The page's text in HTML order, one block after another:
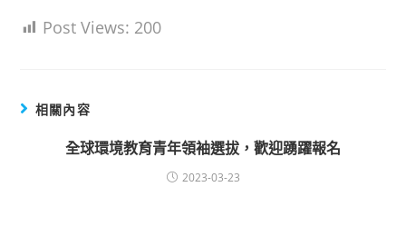
Post Views: 200
相關內容
全球環境教育青年領袖選拔，歡迎踴躍報名
2023-03-23